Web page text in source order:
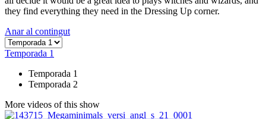
they find everything they need in the Dressing Up corner.
Anar al contingut
Temporada 1
Temporada 1
Temporada 2
More videos of this show